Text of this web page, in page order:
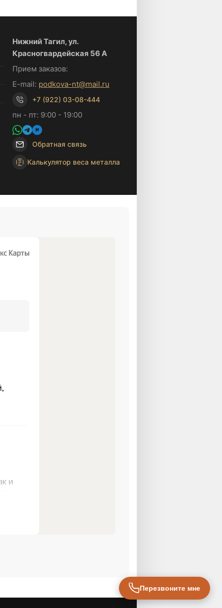
Нижний Тагил, ул.
Красногвардейская 56 А
Прием заказов:
E-mail: podkova-nt@mail.ru
+7 (922) 03-08-444
пн - пт: 9:00 - 19:00
Обратная связь
Калькулятор веса металла
Перезвоните мне